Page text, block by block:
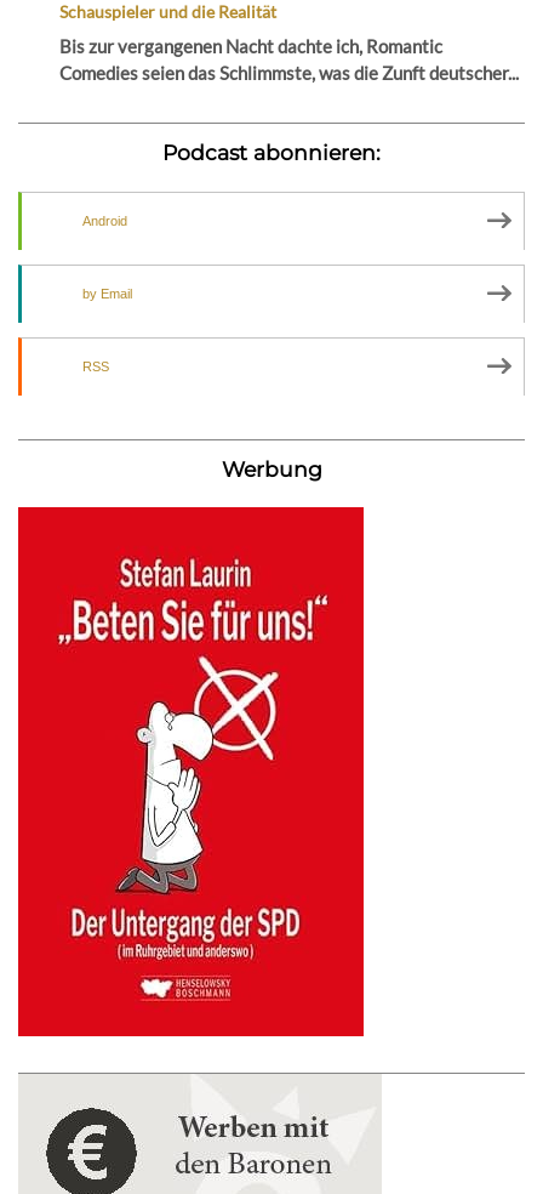
Schauspieler und die Realität
Bis zur vergangenen Nacht dachte ich, Romantic
Comedies seien das Schlimmste, was die Zunft deutscher...
Podcast abonnieren:
Android
by Email
RSS
Werbung